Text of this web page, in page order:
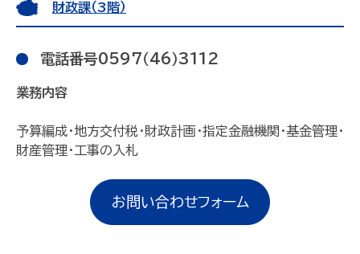
財政課（3階）
電話番号0597（46）3112
業務内容
予算編成・地方交付税・財政計画・指定金融機関・基金管理・
財産管理・工事の入札
お問い合わせフォーム